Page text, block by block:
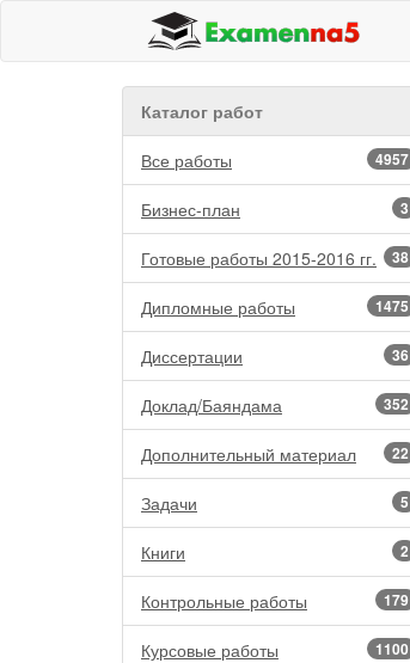
Каталог работ
4957
Все работы
3
Бизнес-план
38
Готовые работы 2015-2016 гг.
1475
Дипломные работы
36
Диссертации
352
Доклад/Баяндама
22
Дополнительный материал
5
Задачи
2
Книги
179
Контрольные работы
1100
Курсовые работы